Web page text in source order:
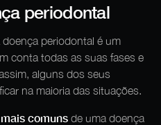
periodontal
periodontal é um
conta todas as suas fases e
alguns dos seus
na maioria das situações.
comuns de uma doença